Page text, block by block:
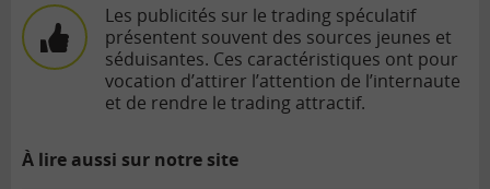
Les publicités sur le trading spéculatif
présentent souvent des sources jeunes et
séduisantes. Ces caractéristiques ont pour
vocation d’attirer l’attention de l’internaute
et de rendre le trading attractif.
À lire aussi sur notre site